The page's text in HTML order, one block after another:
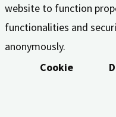
website to function
functionalities and
anonymously.
Cookie